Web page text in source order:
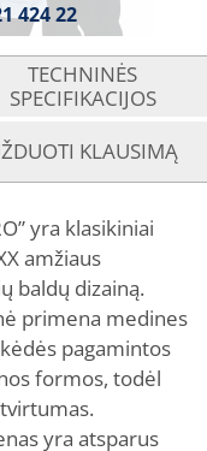
424 22
TECHNINĖS
SPECIFIKACIJOS
KLAUSIMĄ
yra klasikiniai
amžiaus
baldų dizainą.
primena medines
kėdės pagamintos
formos, todėl
yra atsparus